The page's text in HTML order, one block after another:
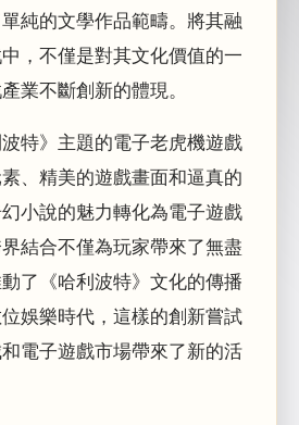
純的文學作品範疇。將其融
，不僅是對其文化價值的一
業不斷創新的體現。
特》主題的電子老虎機遊戲
、精美的遊戲畫面和逼真的
小說的魅力轉化為電子遊戲
結合不僅為玩家帶來了無盡
了《哈利波特》文化的傳播
娛樂時代，這樣的創新嘗試
電子遊戲市場帶來了新的活